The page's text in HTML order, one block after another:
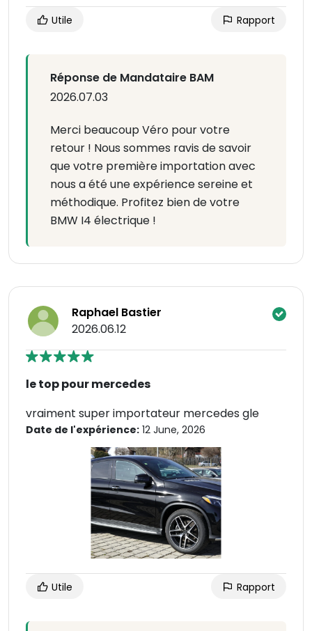
Utile Rapport
Réponse de Mandataire BAM
2026.07.03
Merci beaucoup Véro pour votre
retour ! Nous sommes ravis de savoir
que votre première importation avec
nous a été une expérience sereine et
méthodique. Profitez bien de votre
BMW I4 électrique !
Raphael Bastier
2026.06.12
le top pour mercedes
vraiment super importateur mercedes gle
Date de l'expérience: 12 June, 2026
Utile Rapport